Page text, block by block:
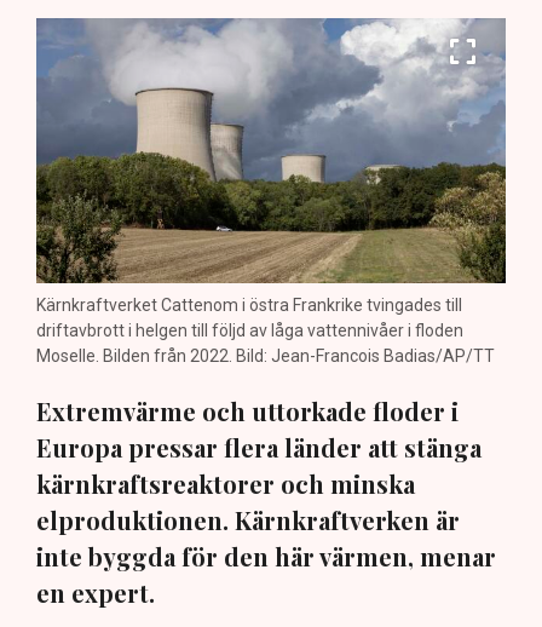
Kärnkraftverket Cattenom i östra Frankrike tvingades till
driftavbrott i helgen till följd av låga vattennivåer i floden
Moselle. Bilden från 2022. Bild: Jean-Francois Badias/AP/TT
Extremvärme och uttorkade floder i
Europa pressar flera länder att stänga
kärnkraftsreaktorer och minska
elproduktionen. Kärnkraftverken är
inte byggda för den här värmen, menar
en expert.